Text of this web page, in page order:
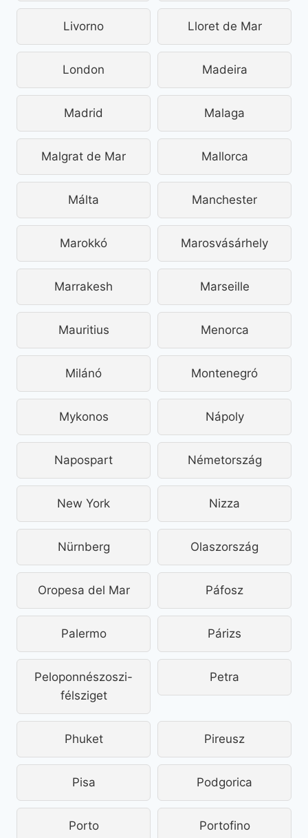
Livorno Lloret de Mar
London Madeira
Madrid Malaga
Malgrat de Mar Mallorca
Málta Manchester
Marokkó Marosvásárhely
Marrakesh Marseille
Mauritius Menorca
Milánó Montenegró
Mykonos Nápoly
Napospart Németország
New York Nizza
Nürnberg Olaszország
Oropesa del Mar Páfosz
Palermo Párizs
Peloponnészoszi-
félsziget
Petra
Phuket Pireusz
Pisa Podgorica
Porto Portofino